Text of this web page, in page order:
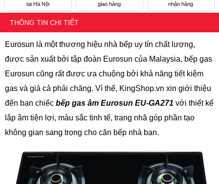
tại Hà Nội
giao hàng
nhận hàng
THÔNG TIN CHI TIẾT
Eurosun là một thương hiệu nhà bếp uy tín chất lượng,
được sản xuất bởi tập đoàn Eurosun của Malaysia, bếp gas
Eurosun cũng rất được ưa chuộng bởi khả năng tiết kiệm
gas và giá cả phải chăng. Vì thế, KingShop.vn xin giới thiệu
đến bạn chiếc bếp gas âm Eurosun EU-GA271 với thiết kế
lắp âm tiện lợi, màu sắc tinh tế, trang nhã góp phần tạo
không gian sang trọng cho căn bếp nhà bạn.